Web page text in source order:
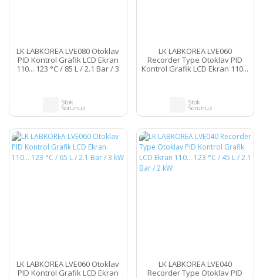
LK LABKOREA LVE080 Otoklav
PID Kontrol Grafik LCD Ekran
110... 123 °C / 85 L / 2.1 Bar / 3
Stok
Sorunuz
LK LABKOREA LVE060
Recorder Type Otoklav PID
Kontrol Grafik LCD Ekran 110...
Stok
Sorunuz
LK LABKOREA LVE060 Otoklav
PID Kontrol Grafik LCD Ekran
LK LABKOREA LVE040
Recorder Type Otoklav PID